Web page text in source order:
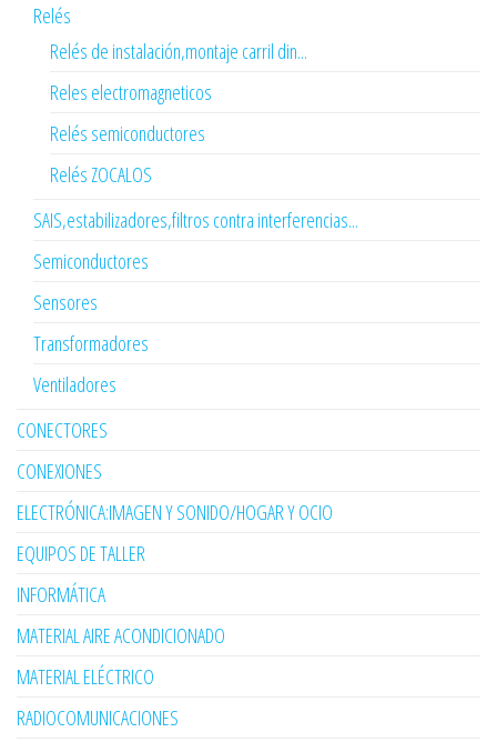
Relés
Relés de instalación,montaje carril din...
Reles electromagneticos
Relés semiconductores
Relés ZOCALOS
SAIS,estabilizadores,filtros contra interferencias...
Semiconductores
Sensores
Transformadores
Ventiladores
CONECTORES
CONEXIONES
ELECTRÓNICA:IMAGEN Y SONIDO/HOGAR Y OCIO
EQUIPOS DE TALLER
INFORMÁTICA
MATERIAL AIRE ACONDICIONADO
MATERIAL ELÉCTRICO
RADIOCOMUNICACIONES